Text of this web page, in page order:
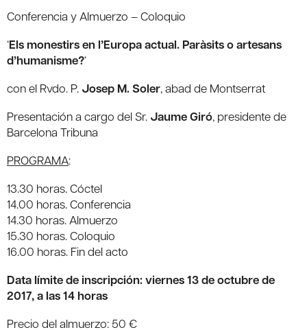
Conferencia y Almuerzo – Coloquio
‘Els monestirs en l’Europa actual. Paràsits o artesans
d’humanisme?‘
con el Rvdo. P. Josep M. Soler, abad de Montserrat
Presentación a cargo del Sr. Jaume Giró, presidente de
Barcelona Tribuna
PROGRAMA:
13.30 horas. Cóctel
14.00 horas. Conferencia
14.30 horas. Almuerzo
15.30 horas. Coloquio
16.00 horas. Fin del acto
Data límite de inscripción: viernes 13 de octubre de
2017, a las 14 horas
Precio del almuerzo: 50 €